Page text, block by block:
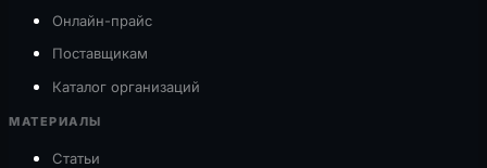
Онлайн-прайс
Поставщикам
Каталог организаций
МАТЕРИАЛЫ
Статьи